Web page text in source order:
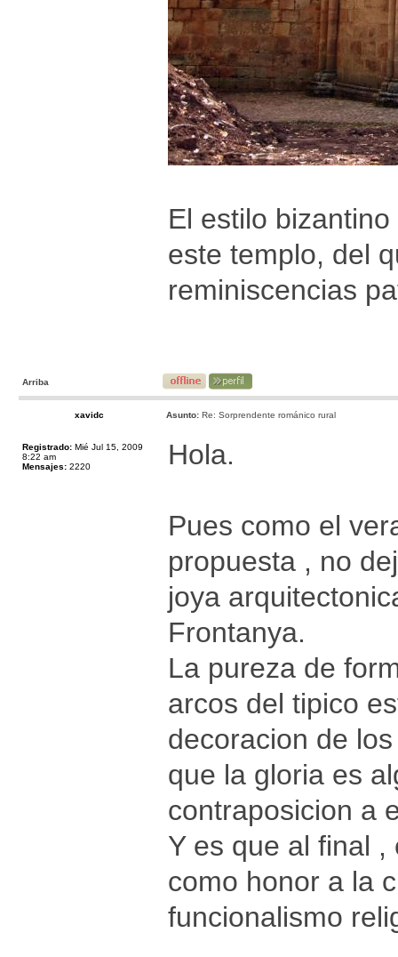
El estilo
este templo, del
reminiscencias
Arriba
xavidc Asunto: Re: Sorprendente románico rural
Registrado: Mié Jul 15, 2009
8:22 am
Mensajes: 2220 Hola.
Pues como el
propuesta , no
joya
Frontanya.
La pureza de
arcos del tipico
decoracion de
que la gloria es
contraposicion a
Y es que al final
como honor a la
funcionalismo